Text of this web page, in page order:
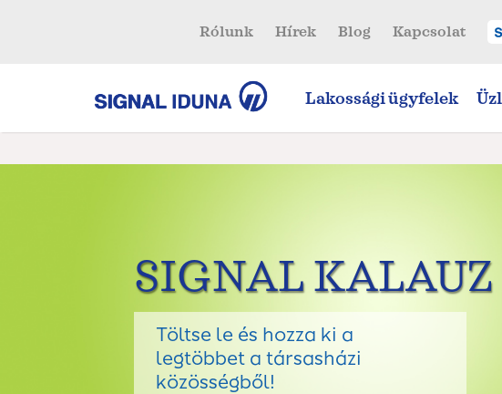
Rólunk Hírek Blog Kapcsolat
Lakossági ügyfelek
SIGNAL KALAUZ
Töltse le és hozza ki a
legtöbbet a társasházi
közösségből!